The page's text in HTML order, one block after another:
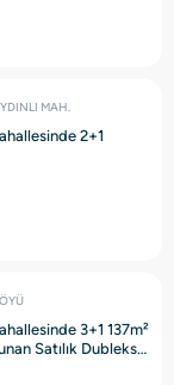
MAH.
2+1
3+1 137m²
Satılık Dubleks